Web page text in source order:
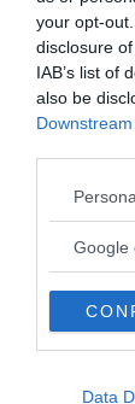
your opt-
disclosure
IAB’s list of
also be
Please
not limited
use your
consent
Google
Data